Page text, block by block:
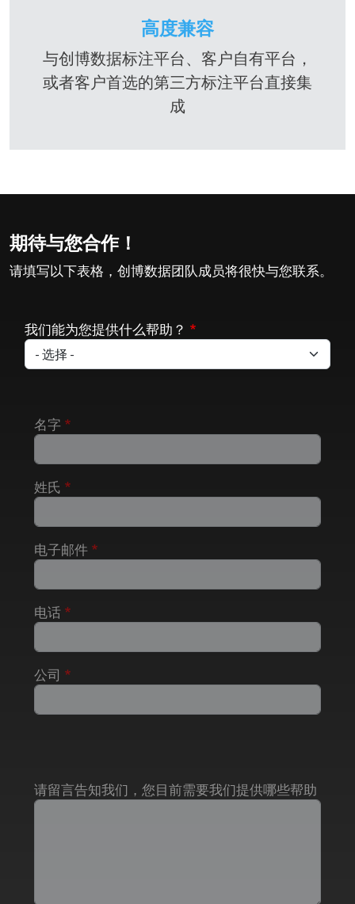
高度兼容
与创博数据标注平台、客户自有平台，
或者客户首选的第三方标注平台直接集
成
期待与您合作！
请填写以下表格，创博数据团队成员将很快与您联系。
我们能为您提供什么帮助？
名字
姓氏
电子邮件
电话
公司
请留言告知我们，您目前需要我们提供哪些帮助